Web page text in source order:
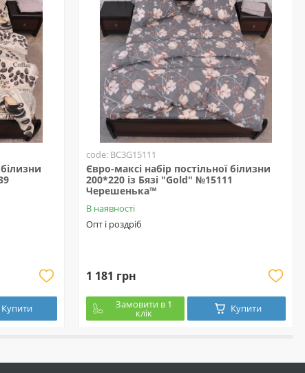
Купити
code: BC3G15111
Євро-максі набір постільної білизни
200*220 із Бязі "Gold" №15111
Черешенька™
В наявності
Опт і роздріб
1 181 грн
Замовити в 1
клік Купити